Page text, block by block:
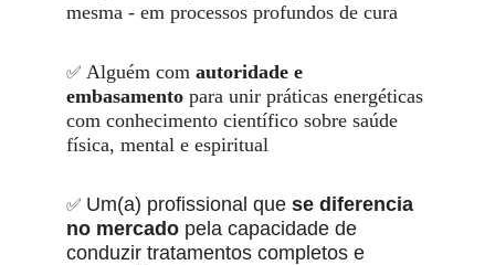
mesma - em processos profundos de cura
✅ Alguém com autoridade e
embasamento para unir práticas energéticas
com conhecimento científico sobre saúde
física, mental e espiritual
✅ Um(a) profissional que se diferencia
no mercado pela capacidade de
conduzir tratamentos completos e